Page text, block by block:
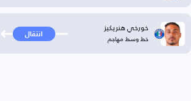
خورخي هنريكيز
خط وسط مهاجم انتقال